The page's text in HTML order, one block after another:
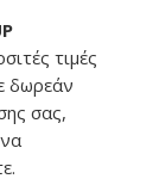
τιμές
δωρεάν
σας,